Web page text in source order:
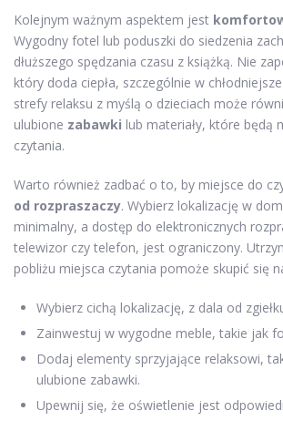
Kolejnym ważnym aspektem jest
Wygodny fotel lub poduszki do siedzenia
dłuższego spędzania czasu z książką. Nie
który doda ciepła, szczególnie w
strefy relaksu z myślą o dzieciach może
ulubione zabawki lub materiały, które będą
czytania.
Warto również zadbać o to, by miejsce do
od rozpraszaczy. Wybierz lokalizację w
minimalny, a dostęp do elektronicznych
telewizor czy telefon, jest ograniczony.
pobliżu miejsca czytania pomoże skupić się
Wybierz cichą lokalizację, z dala od
Zainwestuj w wygodne meble, takie jak
Dodaj elementy sprzyjające relaksowi,
ulubione zabawki.
Upewnij się, że oświetlenie jest